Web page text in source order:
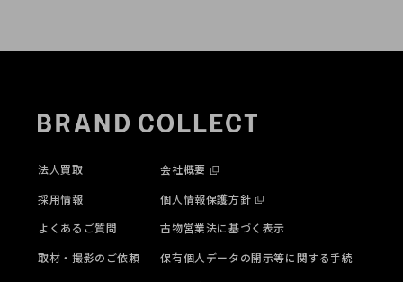
法人買取
採用情報
よくあるご質問
取材・撮影のご依頼
会社概要
個人情報保護方針
古物営業法に基づく表示
保有個人データの開示等に関する手続